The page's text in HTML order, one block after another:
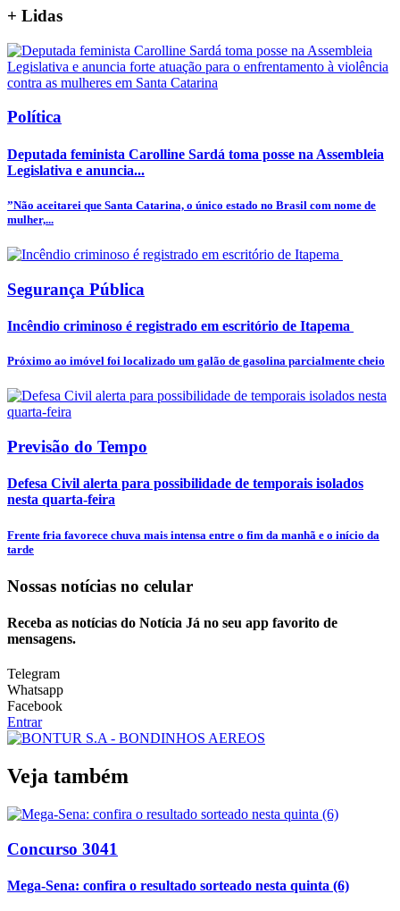
+ Lidas
Política
Deputada feminista Carolline Sardá toma posse na Assembleia
Legislativa e anuncia...
”Não aceitarei que Santa Catarina, o único estado no Brasil com nome de
mulher,...
Segurança Pública
Incêndio criminoso é registrado em escritório de Itapema
Próximo ao imóvel foi localizado um galão de gasolina parcialmente cheio
Previsão do Tempo
Defesa Civil alerta para possibilidade de temporais isolados
nesta quarta-feira
Frente fria favorece chuva mais intensa entre o fim da manhã e o início da
tarde
Nossas notícias no celular
Receba as notícias do Notícia Já no seu app favorito de
mensagens.
Telegram
Whatsapp
Facebook
Entrar
Veja também
Concurso 3041
Mega-Sena: confira o resultado sorteado nesta quinta (6)